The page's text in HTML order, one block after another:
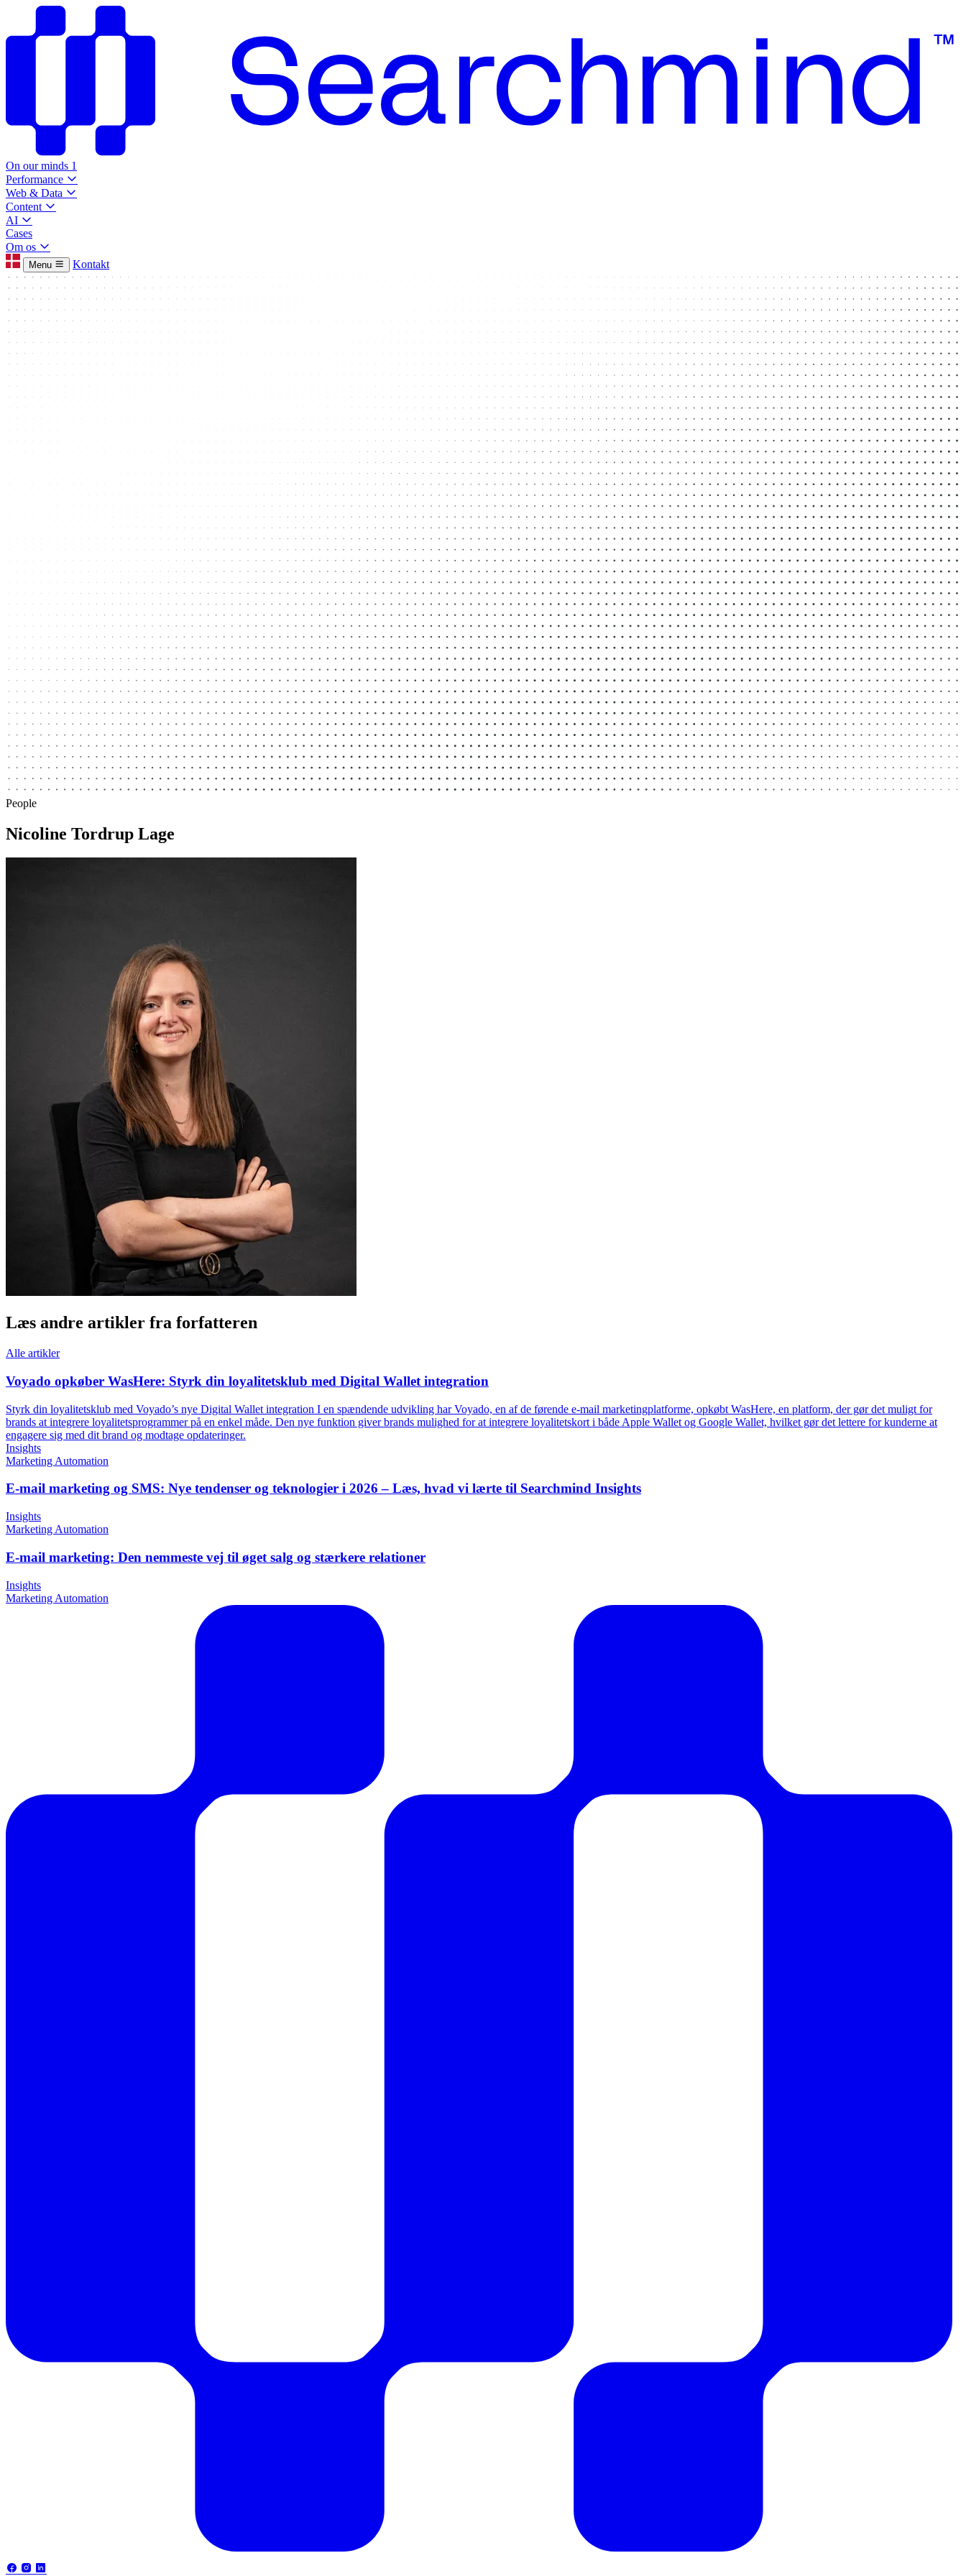
On our minds 1
Performance
Web & Data
Content
AI
Cases
Om os
Menu Kontakt
People
Læs andre artikler fra forfatteren
Alle artikler
Voyado opkøber WasHere: Styrk din loyalitetsklub med Digital Wallet integration
Styrk din loyalitetsklub med Voyado’s nye Digital Wallet integration I en spændende udvikling har Voyado, en af de førende e-mail marketingplatforme, opkøbt WasHere, en platform, der gør det muligt for
engagere sig med dit brand og modtage opdateringer.
Marketing Automation
E-mail marketing og SMS: Nye tendenser og teknologier i 2026 – Læs, hvad vi lærte til Searchmind Insights
Marketing Automation
E-mail marketing: Den nemmeste vej til øget salg og stærkere relationer